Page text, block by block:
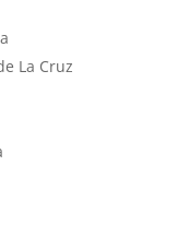
La Cruz